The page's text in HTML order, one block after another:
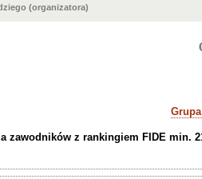
(organizatora)
zawodników z rankingiem FIDE min.